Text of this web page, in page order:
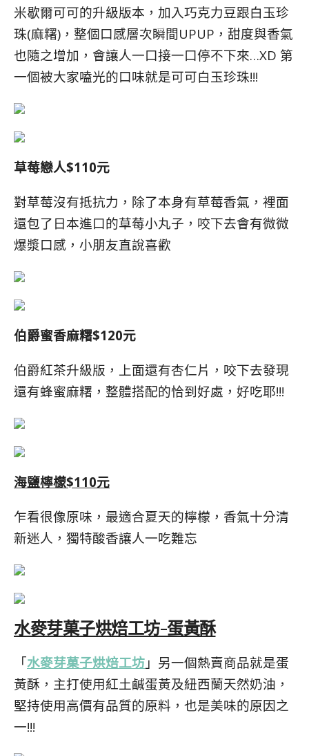
米歇爾可可的升級版本，加入巧克力豆跟白玉珍
珠(麻糬)，整個口感層次瞬間UPUP，甜度與香氣
也隨之增加，會讓人一口接一口停不下來…XD 第
一個被大家嗑光的口味就是可可白玉珍珠!!!
草莓戀人$110元
對草莓沒有抵抗力，除了本身有草莓香氣，裡面
還包了日本進口的草莓小丸子，咬下去會有微微
爆漿口感，小朋友直說喜歡
伯爵蜜香麻糬$120元
伯爵紅茶升級版，
上面還有杏仁片， 咬下去發現
還有蜂蜜麻糬，整體搭配的恰到好處，好吃耶!!!
海鹽檸檬$110元
乍看很像原味，最適合夏天的檸檬，香氣十分清
新迷人，獨特酸香讓人一吃難忘
水麥芽菓子烘焙工坊-蛋黃酥
「水麥芽菓子烘焙工坊 」另一個熱賣商品就是蛋
黃酥，主打使用紅土鹹蛋黃及紐西蘭天然奶油，
堅持使用高價有品質的原料，也是美味的原因之
一!!!